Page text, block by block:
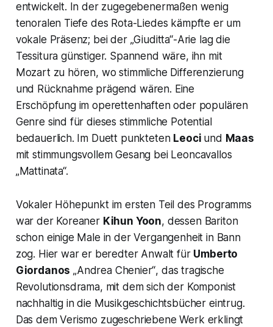
entwickelt. In der zugegebenermaßen wenig
tenoralen Tiefe des Rota-Liedes kämpfte er um
vokale Präsenz; bei der „Giuditta“-Arie lag die
Tessitura günstiger. Spannend wäre, ihn mit
Mozart zu hören, wo stimmliche Differenzierung
und Rücknahme prägend wären. Eine
Erschöpfung im operettenhaften oder populären
Genre sind für dieses stimmliche Potential
bedauerlich. Im Duett punkteten Leoci und Maas
mit stimmungsvollem Gesang bei Leoncavallos
„Mattinata“.
Vokaler Höhepunkt im ersten Teil des Programms
war der Koreaner Kihun Yoon, dessen Bariton
schon einige Male in der Vergangenheit in Bann
zog. Hier war er beredter Anwalt für Umberto
Giordanos „Andrea Chenier“, das tragische
Revolutionsdrama, mit dem sich der Komponist
nachhaltig in die Musikgeschichtsbücher eintrug.
Das dem Verismo zugeschriebene Werk erklingt